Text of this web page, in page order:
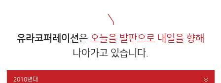
유라코퍼레이션은 오늘을 발판으로 내일을 향해
나아가고 있습니다.
2010년대